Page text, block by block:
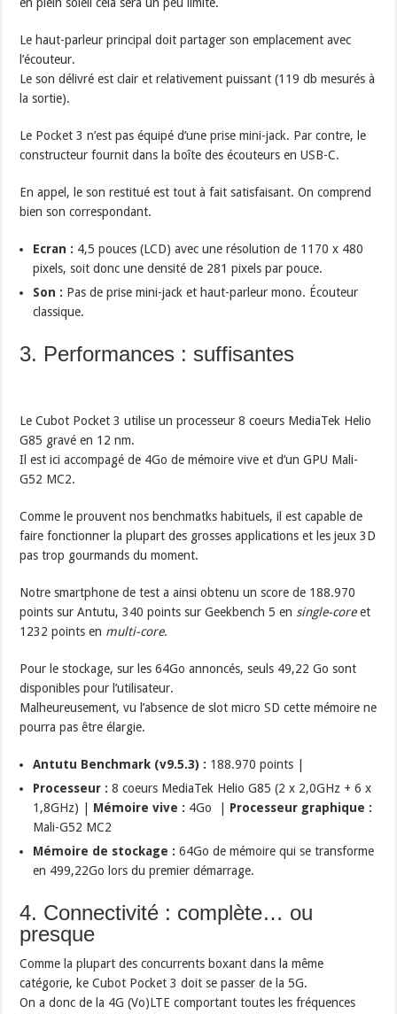
Le haut-parleur principal doit partager son emplacement avec
l’écouteur.
Le son délivré est clair et relativement puissant (119 db mesurés à
la sortie).
Le Pocket 3 n’est pas équipé d’une prise mini-jack. Par contre, le
constructeur fournit dans la boîte des écouteurs en USB-C.
En appel, le son restitué est tout à fait satisfaisant. On comprend
bien son correspondant.
Ecran : 4,5 pouces (LCD) avec une résolution de 1170 x 480
pixels, soit donc une densité de 281 pixels par pouce.
Son : Pas de prise mini-jack et haut-parleur mono. Écouteur
classique.
3. Performances : suffisantes
Le Cubot Pocket 3 utilise un processeur 8 coeurs MediaTek Helio
G85 gravé en 12 nm.
Il est ici accompagé de 4Go de mémoire vive et d’un GPU Mali-
G52 MC2.
Comme le prouvent nos benchmatks habituels, il est capable de
faire fonctionner la plupart des grosses applications et les jeux 3D
pas trop gourmands du moment.
Notre smartphone de test a ainsi obtenu un score de 188.970
points sur Antutu, 340 points sur Geekbench 5 en single-coreet
1232 points en multi-core.
Pour le stockage, sur les 64Go annoncés, seuls 49,22 Go sont
disponibles pour l’utilisateur.
Malheureusement, vu l’absence de slot micro SD cette mémoire ne
pourra pas être élargie.
Antutu Benchmark (v9.5.3) : 188.970 points |
Processeur : 8 coeurs MediaTek Helio G85 (2 x 2,0GHz + 6 x
1,8GHz) | Mémoire vive : 4Go | Processeur graphique :
Mali-G52 MC2
Mémoire de stockage : 64Go de mémoire qui se transforme
en 499,22Go lors du premier démarrage.
4. Connectivité : complète… ou
presque
Comme la plupart des concurrents boxant dans la même
catégorie, ke Cubot Pocket 3 doit se passer de la 5G.
On a donc de la 4G (Vo)LTE comportant toutes les fréquences